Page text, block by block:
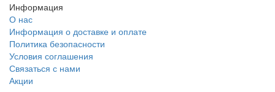
Информация
О нас
Информация о доставке и оплате
Политика безопасности
Условия соглашения
Связаться с нами
Акции